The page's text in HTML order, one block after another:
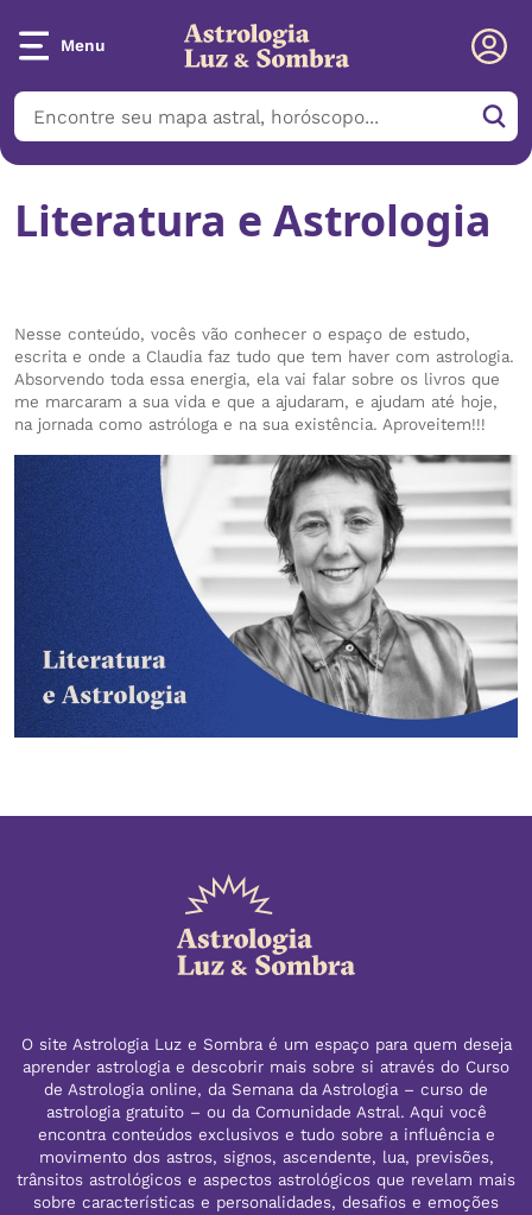
Menu
Literatura e Astrologia
Nesse conteúdo, vocês vão conhecer o espaço de estudo,
escrita e onde a Claudia faz tudo que tem haver com astrologia.
Absorvendo toda essa energia, ela vai falar sobre os livros que
me marcaram a sua vida e que a ajudaram, e ajudam até hoje,
na jornada como astróloga e na sua existência. Aproveitem!!!
O site Astrologia Luz e Sombra é um espaço para quem deseja
aprender astrologia e descobrir mais sobre si através do Curso
de Astrologia online, da Semana da Astrologia – curso de
astrologia gratuito – ou da Comunidade Astral. Aqui você
encontra conteúdos exclusivos e tudo sobre a influência e
movimento dos astros, signos, ascendente, lua, previsões,
trânsitos astrológicos e aspectos astrológicos que revelam mais
sobre características e personalidades, desafios e emoções